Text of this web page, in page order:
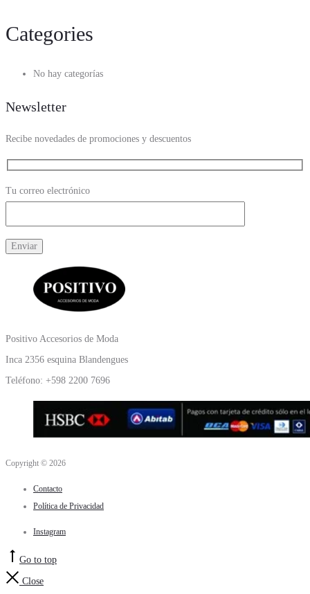
Categories
No hay categorías
Newsletter
Recibe novedades de promociones y descuentos
Tu correo electrónico
Positivo Accesorios de Moda
Inca 2356 esquina Blandengues
Teléfono: +598 2200 7696
Copyright © 2026
Contacto
Política de Privacidad
Instagram
Go to top
Close